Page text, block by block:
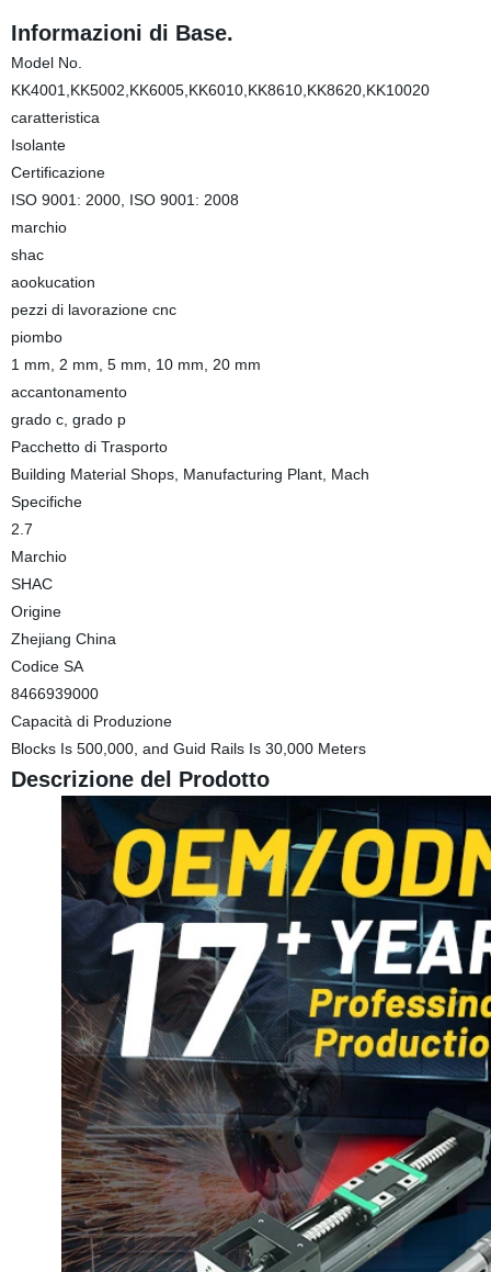
Informazioni di Base.
Model No.
KK4001,KK5002,KK6005,KK6010,KK8610,KK8620,KK10020
caratteristica
Isolante
Certificazione
ISO 9001: 2000, ISO 9001: 2008
marchio
shac
aookucation
pezzi di lavorazione cnc
piombo
1 mm, 2 mm, 5 mm, 10 mm, 20 mm
accantonamento
grado c, grado p
Pacchetto di Trasporto
Building Material Shops, Manufacturing Plant, Mach
Specifiche
2.7
Marchio
SHAC
Origine
Zhejiang China
Codice SA
8466939000
Capacità di Produzione
Blocks Is 500,000, and Guid Rails Is 30,000 Meters
Descrizione del Prodotto